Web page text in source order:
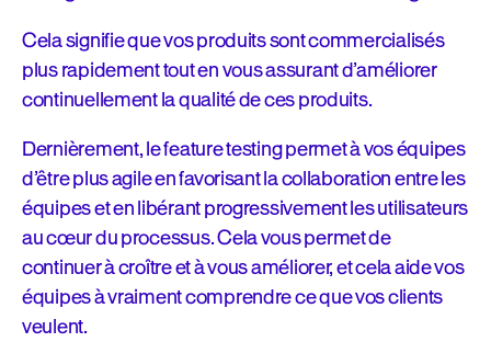
Cela signifie que vos produits sont commercialisés
plus rapidement tout en vous assurant d’améliorer
continuellement la qualité de ces produits.
Dernièrement, le feature testing permet à vos équipes
d’être plus agile en favorisant la collaboration entre les
équipes et en libérant progressivement les utilisateurs
au cœur du processus. Cela vous permet de
continuer à croître et à vous améliorer, et cela aide vos
équipes à vraiment comprendre ce que vos clients
veulent.